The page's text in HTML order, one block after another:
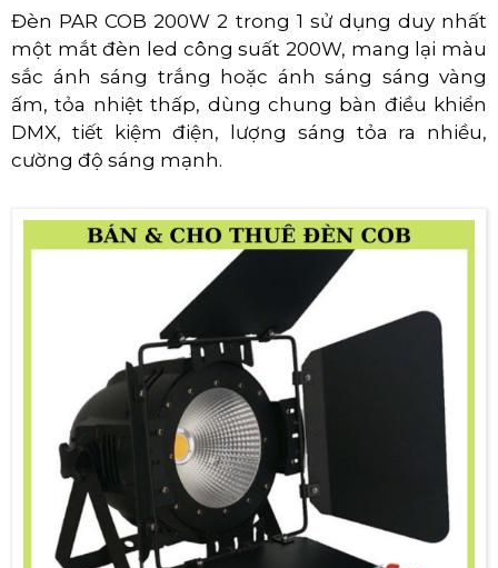
Đèn PAR COB 200W 2 trong 1 sử dụng duy nhất
một mắt đèn led công suất 200W, mang lại màu
sắc ánh sáng trắng hoặc ánh sáng sáng vàng
ấm, tỏa nhiệt thấp, dùng chung bàn điều khiển
DMX, tiết kiệm điện, lượng sáng tỏa ra nhiều,
cường độ sáng mạnh.